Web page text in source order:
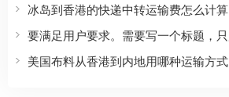
冰岛到香港的快递中转运输费怎么计算
美国布料从香港到内地用哪种运输方式